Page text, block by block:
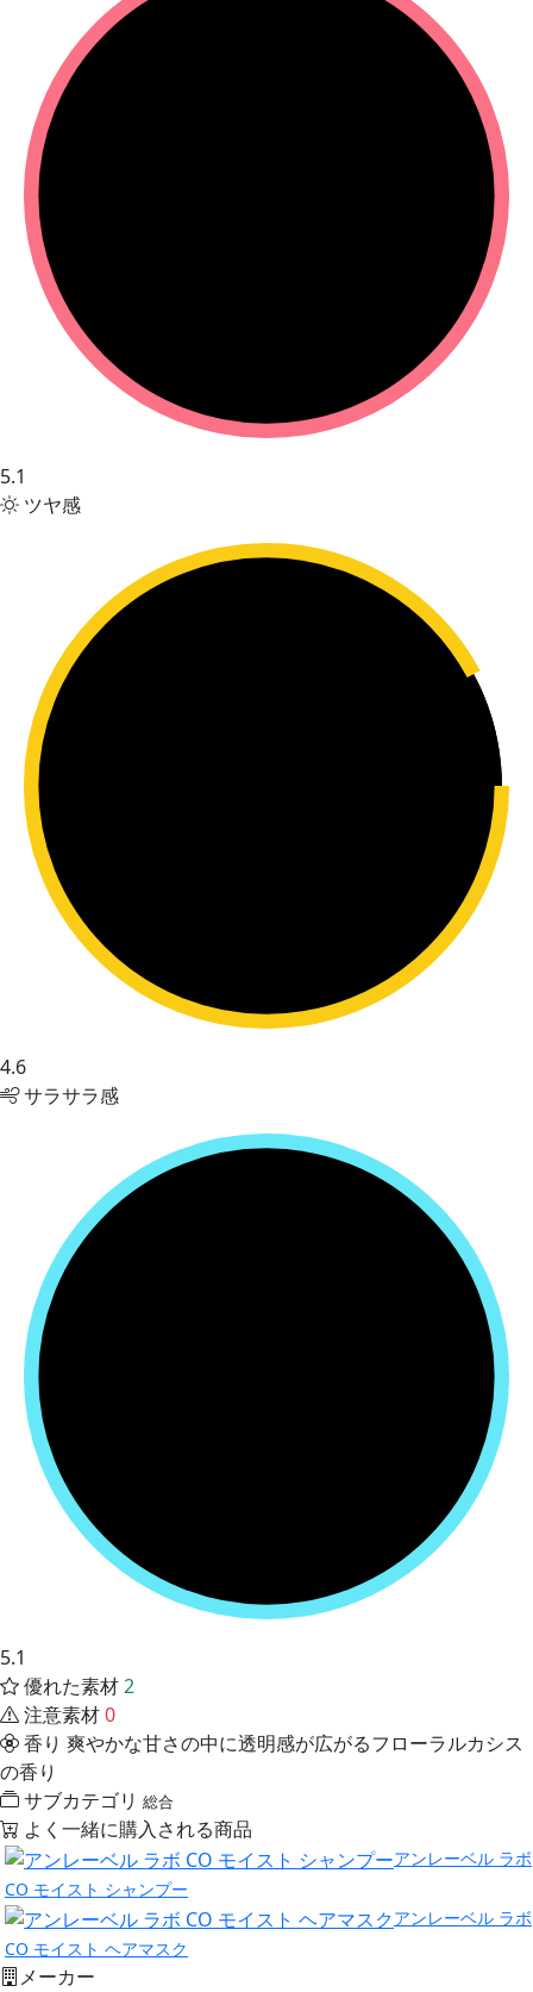
5.1
ツヤ感
4.6
サラサラ感
5.1
優れた素材2
注意素材0
香り 爽やかな甘さの中に透明感が広がるフローラルカシス
の香り
サブカテゴリ 総合
よく一緒に購入される商品
アンレーベル ラボ
CO モイスト シャンプー
アンレーベル ラボ
CO モイスト ヘアマスク
メーカー